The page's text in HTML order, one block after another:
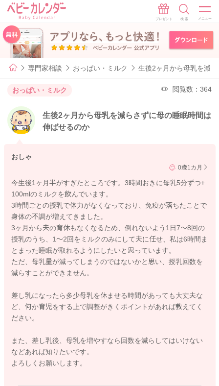
専門家相談 おっぱい・ミルク 生後2ヶ月から母乳を減
おっぱい・ミルク 閲覧数：364
生後2ヶ月から母乳を減らさずに母の睡眠時間は
伸ばせるのか
おしゃ
0歳1カ月
今生後1ヶ月半がすぎたところです。3時間おきに母乳5分ずつ+
100mlのミルクを飲んでいます。
3時間ごとの授乳で体力がなくなっており、免疫が落ちたことで
身体の不調が増えてきました。
3ヶ月から夫の育休もなくなるため、倒れないよう1日7〜8回の
授乳のうち、1〜2回をミルクのみにして夫に任せ、私は6時間ま
とまった睡眠が取れるようにしたいと思っています。
ただ、母乳量が減ってしまうのではないかと思い、授乳回数を
減らすことができません。
差し乳になったら多少母乳を休ませる時間があっても大丈夫な
ど、何か育児をする上で調整がきくポイントがあれば教えてく
ださい。
また、差し乳後、母乳を増やすなら回数を減らしてはいけない
などあれば知りたいです。
よろしくお願いします。